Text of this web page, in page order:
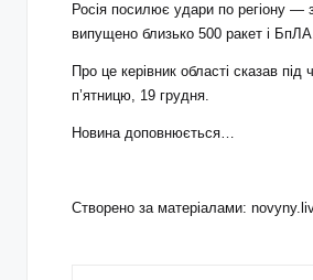
Росія посилює удари по регіону —
випущено близько 500 ракет і
Про це керівник області сказав під
п’ятницю, 19 грудня.
Новина доповнюється…
Створено за матеріалами: